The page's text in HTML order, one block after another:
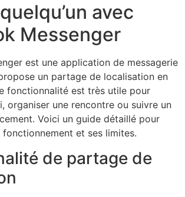
avec
Messenger
est une application de messagerie
un partage de localisation en
fonctionnalité est très utile pour
organiser une rencontre ou suivre un
Voici un guide détaillé pour
et ses limites.
de partage de